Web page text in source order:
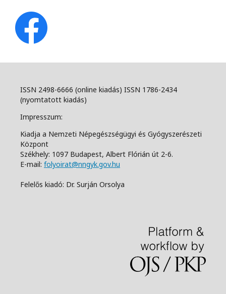
ISSN 2498-6666 (online kiadás) ISSN 1786-2434
(nyomtatott kiadás)
Impresszum:
Kiadja a Nemzeti Népegészségügyi és Gyógyszerészeti
Központ
Székhely: 1097 Budapest, Albert Flórián út 2-6.
E-mail: folyoirat@nngyk.gov.hu
Felelős kiadó: Dr. Surján Orsolya